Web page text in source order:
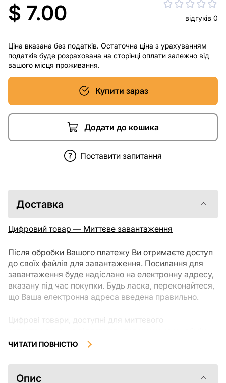
$ 7.00 відгуків 0
Ціна вказана без податків. Остаточна ціна з урахуванням
податків буде розрахована на сторінці оплати залежно від
вашого місця проживання.
Купити зараз
Додати до кошика
Поставити запитання
Доставка
Цифровий товар — Миттєве завантаження
Після обробки Вашого платежу Ви отримаєте доступ
до своїх файлів для завантаження. Посилання для
завантаження буде надіслано на електронну адресу,
вказану під час покупки. Будь ласка, переконайтеся,
що Ваша електронна адреса введена правильно.
Цифрові товари, доступні для миттєвого
після їх завантаження. Рекомендуємо уважно
уточнюючі питання перед покупкою. Якщо у Вас
виникли проблеми із замовленням, будь ласка,
ЧИТАТИ ПОВНІСТЮ
Опис